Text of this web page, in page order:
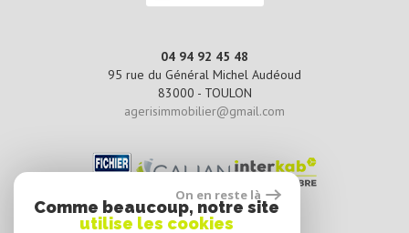
04 94 92 45 48
95 rue du Général Michel Audéoud
83000 - TOULON
agerisimmobilier@gmail.com
On en reste là
Comme beaucoup, notre site
utilise les cookies